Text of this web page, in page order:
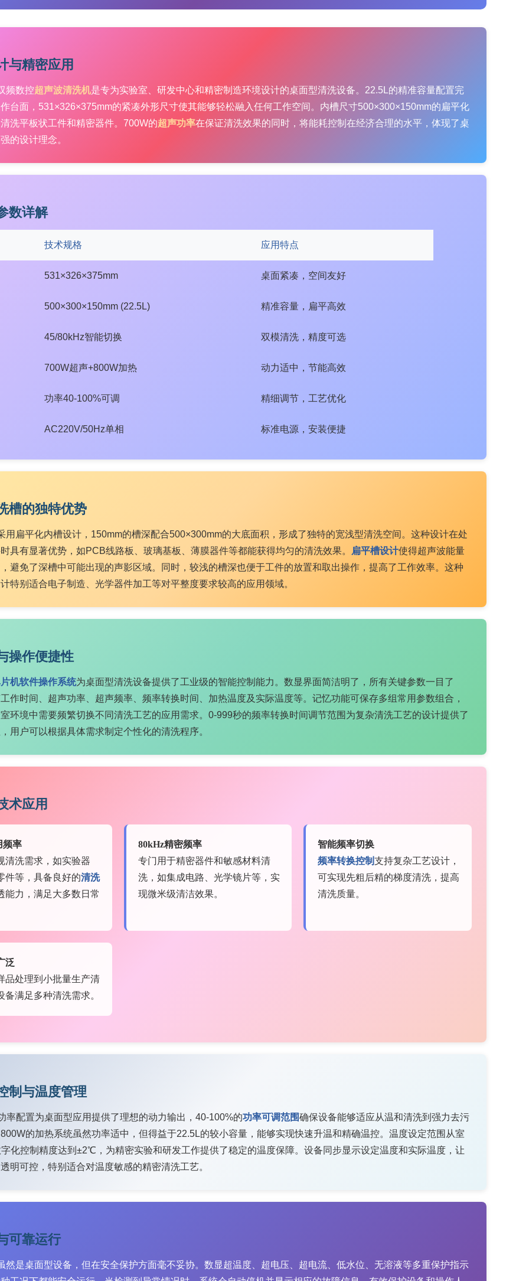
与精密应用
频数控超声波清洗机是专为实验室、研发中心和精密制造环境设计的桌面型清洗设备。22.5L的精准容量配置完
台面，531×326×375mm的紧凑外形尺寸使其能够轻松融入任何工作空间。内槽尺寸500×300×150mm的扁平化
洗平板状工件和精密器件。700W的超声功率在保证清洗效果的同时，将能耗控制在经济合理的水平，体现了桌
的设计理念。
数详解
技术规格 应用特点
531×326×375mm 桌面紧凑，空间友好
500×300×150mm (22.5L) 精准容量，扁平高效
45/80kHz智能切换 双模清洗，精度可选
700W超声+800W加热 动力适中，节能高效
功率40-100%可调 精细调节，工艺优化
AC220V/50Hz单相 标准电源，安装便捷
槽的独特优势
用扁平化内槽设计，150mm的槽深配合500×300mm的大底面积，形成了独特的宽浅型清洗空间。这种设计在处
具有显著优势，如PCB线路板、玻璃基板、薄膜器件等都能获得均匀的清洗效果。
扁平槽设计使得超声波能量
避免了深槽中可能出现的声影区域。同时，较浅的槽深也便于工件的放置和取出操作，提高了工作效率。这种
特别适合电子制造、光学器件加工等对平整度要求较高的应用领域。
操作便捷性
机软件操作系统为桌面型清洗设备提供了工业级的智能控制能力。数显界面简洁明了，所有关键参数一目了
作时间、超声功率、超声频率、频率转换时间、加热温度及实际温度等。记忆功能可保存多组常用参数组合，
环境中需要频繁切换不同清洗工艺的应用需求。0-999秒的频率转换时间调节范围为复杂清洗工艺的设计提供了
用户可以根据具体需求制定个性化的清洗程序。
术应用
频率
清洗需求，如实验器
件等，具备良好的清洗
能力，满足大多数日常
80kHz精密频率
专门用于精密器件和敏感材料清
洗，如集成电路、光学镜片等，实
现微米级清洁效果。
智能频率切换
频率转换控制支持复杂工艺设计，
可实现先粗后精的梯度清洗，提高
清洗质量。
泛
品处理到小批量生产清
备满足多种清洗需求。
制与温度管理
率配置为桌面型应用提供了理想的动力输出，40-100%的功率可调范围确保设备能够适应从温和清洗到强力去污
的加热系统虽然功率适中，但得益于22.5L的较小容量，能够实现快速升温和精确温控。温度设定范围从室
化控制精度达到±2℃，为精密实验和研发工作提供了稳定的温度保障。设备同步显示设定温度和实际温度，让
明可控，特别适合对温度敏感的精密清洗工艺。
可靠运行
然是桌面型设备，但在安全保护方面毫不妥协。数显超温度、超电压、超电流、低水位、无溶液等多重保护指示